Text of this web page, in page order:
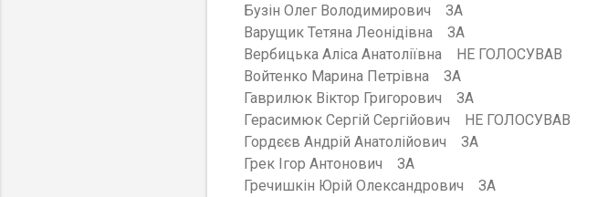
Бузін Олег Володимирович ЗА
Варущик Тетяна Леонідівна ЗА
Вербицька Аліса Анатоліївна НЕ ГОЛОСУВАВ
Войтенко Марина Петрівна ЗА
Гаврилюк Віктор Григорович ЗА
Герасимюк Сергій Сергійович НЕ ГОЛОСУВАВ
Гордєєв Андрій Анатолійович ЗА
Грек Ігор Антонович ЗА
Гречишкін Юрій Олександрович ЗА